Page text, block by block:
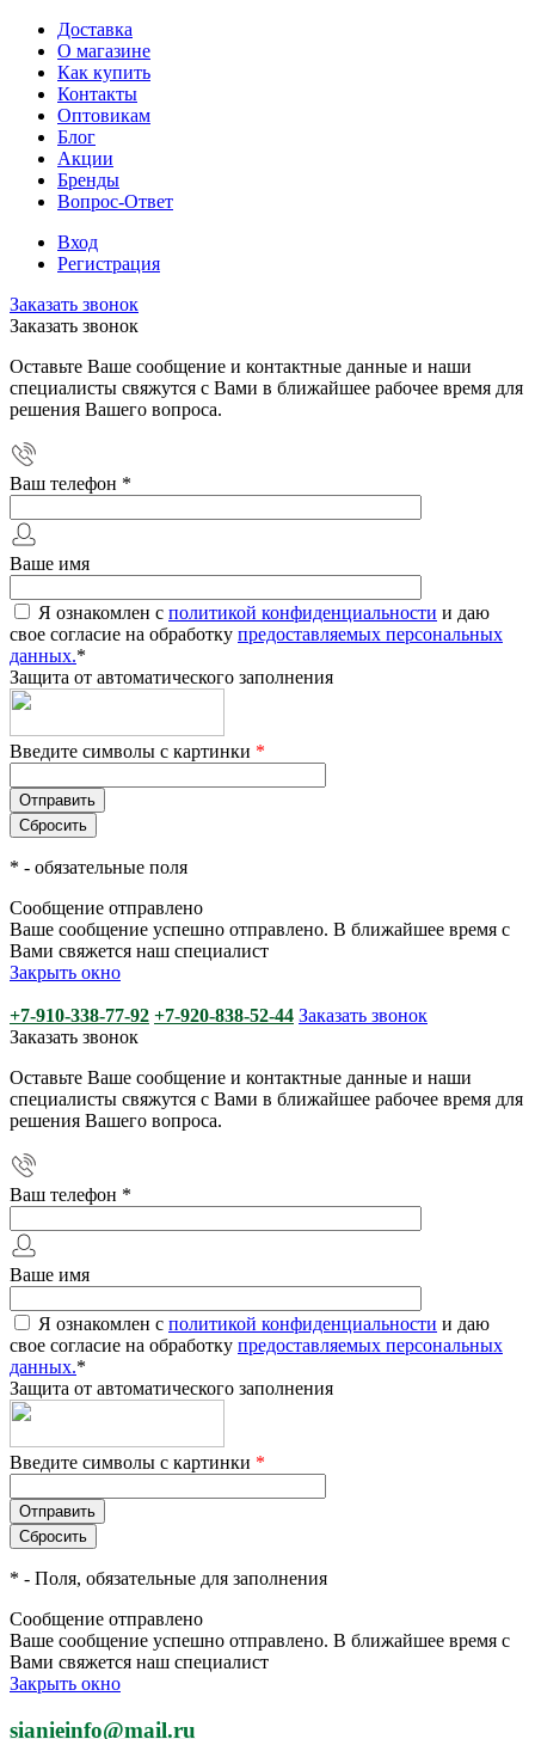
Доставка
О магазине
Как купить
Контакты
Оптовикам
Блог
Акции
Бренды
Вопрос-Ответ
Вход
Регистрация
Заказать звонок
Заказать звонок
Оставьте Ваше сообщение и контактные данные и наши
специалисты свяжутся с Вами в ближайшее рабочее время для
решения Вашего вопроса.
Ваш телефон *
Ваше имя
Я ознакомлен с политикой конфиденциальности и даю
свое согласие на обработку предоставляемых персональных
данных.*
Защита от автоматического заполнения
Введите символы с картинки *
* - обязательные поля
Сообщение отправлено
Ваше сообщение успешно отправлено. В ближайшее время с
Вами свяжется наш специалист
Закрыть окно
+7-910-338-77-92 +7-920-838-52-44 Заказать звонок
Заказать звонок
Оставьте Ваше сообщение и контактные данные и наши
специалисты свяжутся с Вами в ближайшее рабочее время для
решения Вашего вопроса.
Ваш телефон *
Ваше имя
Я ознакомлен с политикой конфиденциальности и даю
свое согласие на обработку предоставляемых персональных
данных.*
Защита от автоматического заполнения
Введите символы с картинки *
* - Поля, обязательные для заполнения
Сообщение отправлено
Ваше сообщение успешно отправлено. В ближайшее время с
Вами свяжется наш специалист
Закрыть окно
sianieinfo@mail.ru